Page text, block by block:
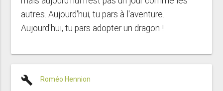
autres. Aujourd'hui, tu pars à l'aventure.
Aujourd'hui, tu pars adopter un dragon !
build Roméo Hennion